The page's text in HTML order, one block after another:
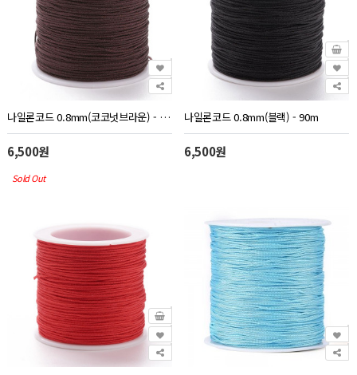
나일론코드 0.8mm(코코넛브라운) - 90m
6,500원
Sold Out
나일론코드 0.8mm(블랙) - 90m
6,500원